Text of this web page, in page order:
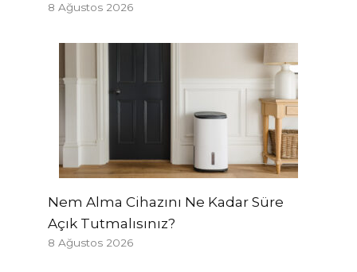
8 Ağustos 2026
Nem Alma Cihazını Ne Kadar Süre
Açık Tutmalısınız?
8 Ağustos 2026